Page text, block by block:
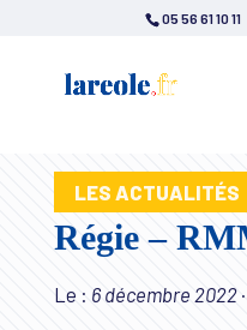
05 56 61 10 11
LES ACTUALITÉS
Régie –
Le : 6 décembre 2022·